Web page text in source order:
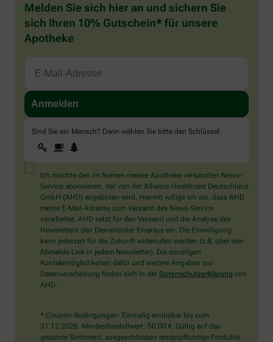
Melden Sie sich hier an und sichern Sie
sich Ihren 10% Gutschein* für unsere
Apotheke
Sind Sie ein Mensch? Dann wählen Sie bitte den Schlüssel
Sind
Sie
ein
Mensch?
Dann
wählen
Sie
bitte
den
Schlüssel.
1 2
Ich möchte den im Namen meiner Apotheke versandten News-
Service abonnieren, der von der Alliance Healthcare Deutschland
GmbH (AHD) angeboten wird. Hiermit willige ich ein, dass AHD
meine E-Mail-Adresse zum Versand des News-Service
verarbeitet. AHD setzt für den Versand und die Analyse des
Newsletters den Dienstleister Emarsys ein. Die Einwilligung
kann jederzeit für die Zukunft widerrufen werden (z.B. über den
Abmelde-Link in jedem Newsletter). Die sonstigen
Kontaktmöglichkeiten dafür und weitere Angaben zur
Datenverarbeitung finden sich in der Datenschutzerklärung von
AHD.
* Coupon-Bedingungen: Einmalig einlösbar bis zum
31.12.2026. Mindestbestellwert: 50,00 €. Gültig auf das
gesamte Sortiment, ausgeschlossen rezeptpflichtige Produkte.